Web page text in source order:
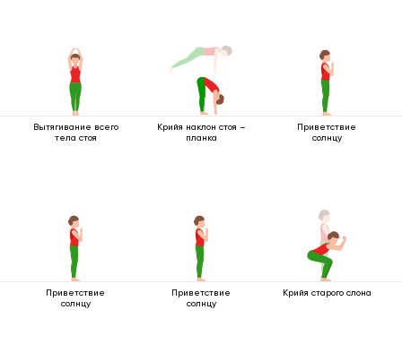
Вытягивание всего
тела стоя
Крийя наклон стоя –
планка
Приветствие
солнцу
Приветствие
солнцу
Приветствие
солнцу
Крийя старого слона